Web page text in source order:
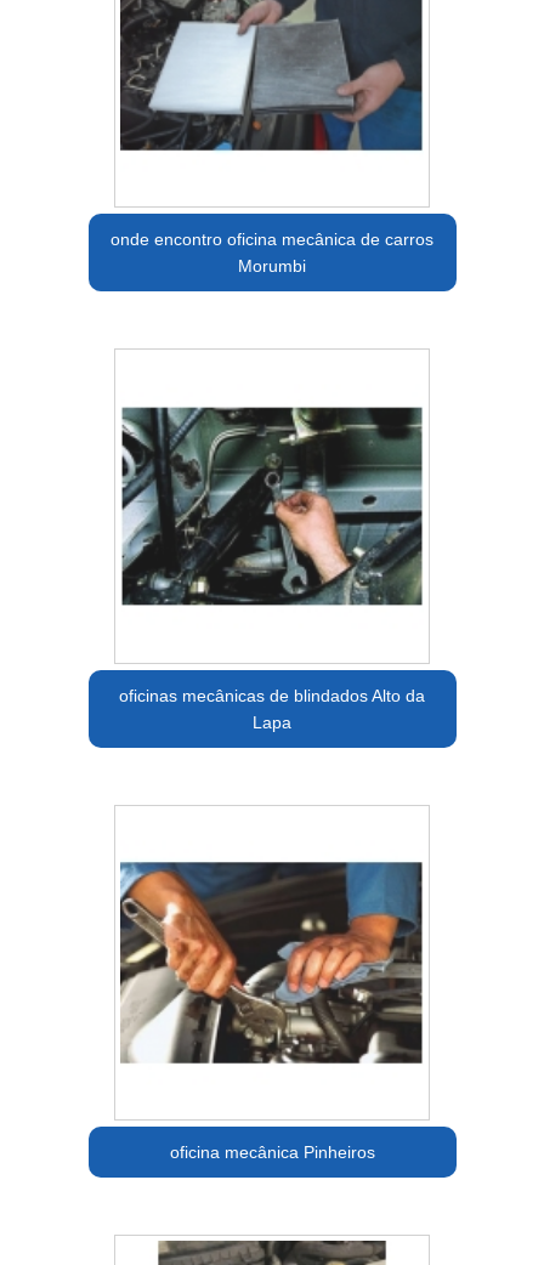
onde encontro oficina mecânica de carros
Morumbi
oficinas mecânicas de blindados Alto da
Lapa
oficina mecânica Pinheiros